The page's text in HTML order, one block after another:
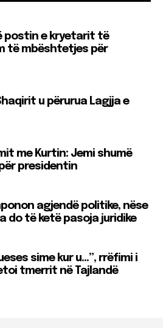
postin e kryetarit të
të mbështetjes për
u përurua Lagjja e
me Kurtin: Jemi shumë
presidentin
agjendë politike, nëse
do të ketë pasoja juridike
sime kur u…”, rrëfimi i
tmerrit në Tajlandë